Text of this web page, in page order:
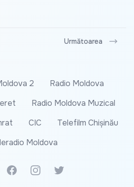
Următoarea
2
Radio Moldova
Radio Moldova Muzical
CIC
Telefilm Chișinău
Moldova
News
FacebookInstagramTwitter